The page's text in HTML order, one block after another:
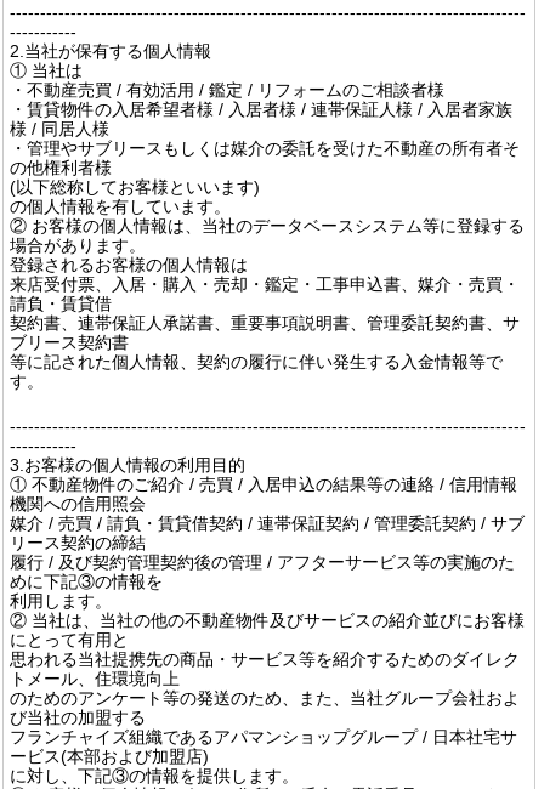
-------------------------------------------------------------------------------------
-----------
2.当社が保有する個人情報
① 当社は
・不動産売買 / 有効活用 / 鑑定 / リフォームのご相談者様
・賃貸物件の入居希望者様 / 入居者様 / 連帯保証人様 / 入居者家族
様 / 同居人様
・管理やサブリースもしくは媒介の委託を受けた不動産の所有者そ
の他権利者様
(以下総称してお客様といいます)
の個人情報を有しています。
② お客様の個人情報は、当社のデータベースシステム等に登録する
場合があります。
登録されるお客様の個人情報は
来店受付票、入居・購入・売却・鑑定・工事申込書、媒介・売買・
請負・賃貸借
契約書、連帯保証人承諾書、重要事項説明書、管理委託契約書、サ
ブリース契約書
等に記された個人情報、契約の履行に伴い発生する入金情報等で
す。
-------------------------------------------------------------------------------------
-----------
3.お客様の個人情報の利用目的
① 不動産物件のご紹介 / 売買 / 入居申込の結果等の連絡 / 信用情報
機関への信用照会
媒介 / 売買 / 請負・賃貸借契約 / 連帯保証契約 / 管理委託契約 / サブ
リース契約の締結
履行 / 及び契約管理契約後の管理 / アフターサービス等の実施のた
めに下記③の情報を
利用します。
② 当社は、当社の他の不動産物件及びサービスの紹介並びにお客様
にとって有用と
思われる当社提携先の商品・サービス等を紹介するためのダイレク
トメール、住環境向上
のためのアンケート等の発送のため、また、当社グループ会社およ
び当社の加盟する
フランチャイズ組織であるアパマンショップグループ / 日本社宅サ
ービス(本部および加盟店)
に対し、下記③の情報を提供します。